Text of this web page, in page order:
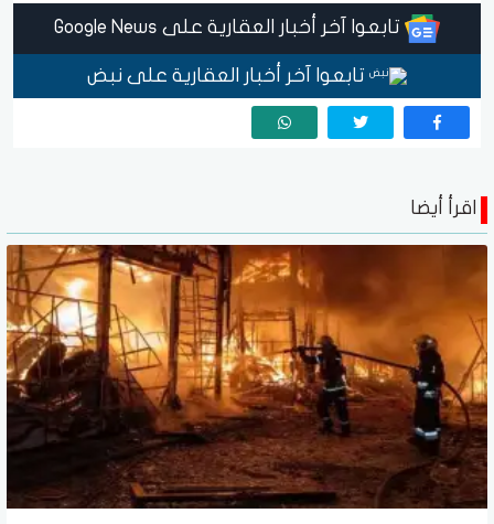
تابعوا آخر أخبار العقارية على Google News
تابعوا آخر أخبار العقارية على نبض
اقرأ أيضا